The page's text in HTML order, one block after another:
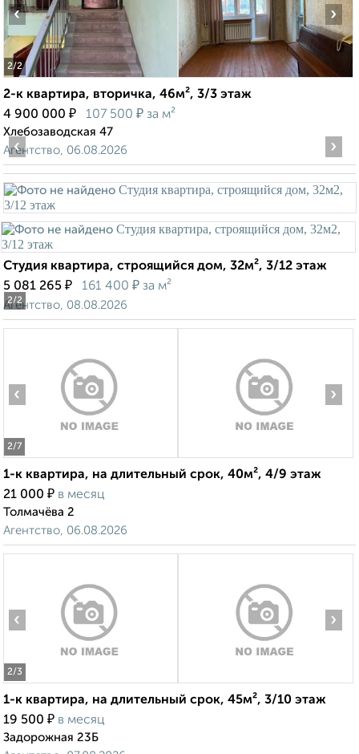
2/2
‹ ›
2-к квартира, вторичка, 46м², 3/3 этаж
4 900 000 ₽ 107 500 ₽ за м²
Хлебозаводская 47
Агентство, 06.08.2026
2/2
‹ ›
Студия квартира, строящийся дом, 32м², 3/12 этаж
5 081 265 ₽ 161 400 ₽ за м²
Агентство, 08.08.2026
2/7
‹ ›
1-к квартира, на длительный срок, 40м², 4/9 этаж
21 000 ₽ в месяц
Толмачёва 2
Агентство, 06.08.2026
2/3
‹ ›
1-к квартира, на длительный срок, 45м², 3/10 этаж
19 500 ₽ в месяц
Задорожная 23Б